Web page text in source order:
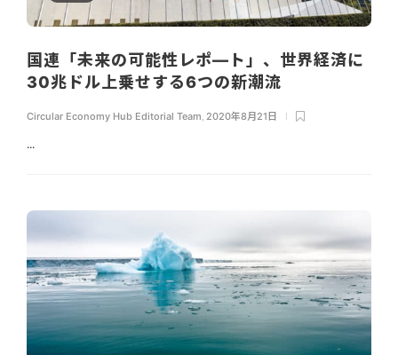
国連「未来の可能性レポ―ト」、世界経済に
30兆ドル上乗せする6つの新潮流
Circular Economy Hub Editorial Team 2020年8月21日
...